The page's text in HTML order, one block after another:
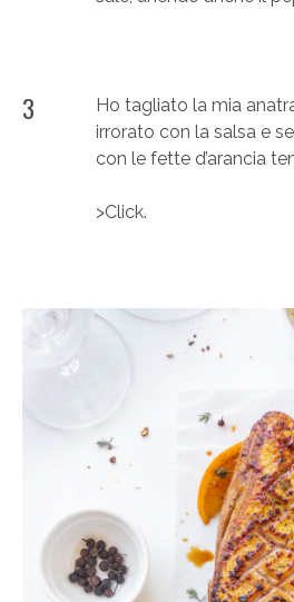
3
Ho tagliato la mia anatra
irrorato con la salsa e
con le fette d’arancia
>Click.